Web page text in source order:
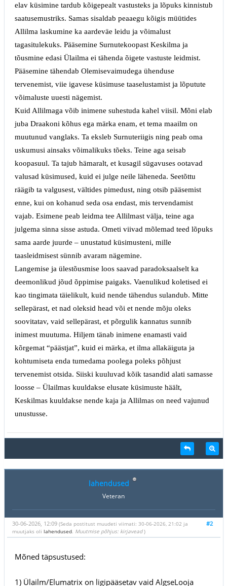
elav küsimine tardub kõigepealt vastusteks ja lõpuks kinnistub
saatusemustriks. Samas sisaldab peaaegu kõigis müütides
Allilma laskumine ka aardeväe leidu ja võimalust
tagasitulekuks. Pääsemine Surnutekoopast Keskilma ja
tõusmine edasi Ülailma ei tähenda õigete vastuste leidmist.
Pääsemine tähendab Olemisevaimudega ühenduse
tervenemist, viie igavese küsimuse taaselustamist ja lõputute
võimaluste uuesti nägemist.
Kuid Allilmaga võib inimene suhestuda kahel viisil. Mõni elab
juba Draakoni kõhus ega märka enam, et tema maailm on
muutunud vanglaks. Ta eksleb Surnuteriigis ning peab oma
uskumusi ainsaks võimalikuks tõeks. Teine aga seisab
koopasuul. Ta tajub hämaralt, et kusagil sügavuses ootavad
valusad küsimused, kuid ei julge neile läheneda. Seetõttu
räägib ta valgusest, vältides pimedust, ning otsib pääsemist
enne, kui on kohanud seda osa endast, mis tervendamist
vajab. Esimene peab leidma tee Allilmast välja, teine aga
julgema sinna sisse astuda. Ometi viivad mõlemad teed lõpuks
sama aarde juurde –unustatud küsimusteni, mille
taasleidmisest sünnib avaram nägemine.
Langemise ja ülestõusmise loos saavad paradoksaalselt ka
deemonlikud jõud õppimise paigaks. Vaenulikud koletised ei
kao tingimata täielikult, kuid nende tähendus sulandub. Mitte
sellepärast, et nad oleksid head või et nende mõju oleks
soovitatav, vaid sellepärast, et põrgulik kannatus sunnib
inimest muutuma. Hiljem tänab inimene enamasti vaid
kõrgemat “päästjat”, kuid ei märka, et ilma allakäiguta ja
kohtumiseta enda tumedama poolega poleks põhjust
tervenemist otsida. Siiski kuuluvad kõik tasandid alati samasse
loosse –Ülailmas kuuldakse elusate küsimuste häält,
Keskilmas kuuldakse nende kaja ja Allilmas on need vajunud
unustusse.
lahendused
Veteran
#2
30-06-2026, 12:09 (Seda postitust muudeti viimati: 30-06-2026, 21:02 ja
muutjaks oli lahendused. Muutmise põhjus: kirjavead )
Mõned täpsustused:
1) Ülailm/Elumatrix on ligipääsetav vaid AlgseLooja